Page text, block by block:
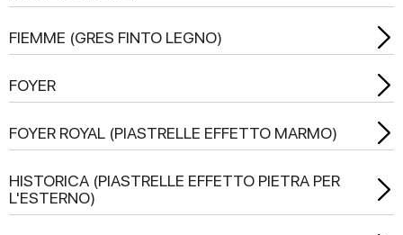
FIEMME (GRES FINTO LEGNO)
FOYER
FOYER ROYAL (PIASTRELLE EFFETTO MARMO)
HISTORICA (PIASTRELLE EFFETTO PIETRA PER
L'ESTERNO)